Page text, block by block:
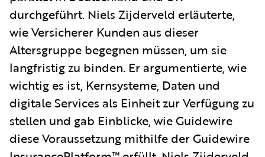
durchgeführt. Niels Zijderveld erläuterte,
wie Versicherer Kunden aus dieser
Altersgruppe begegnen müssen, um sie
langfristig zu binden. Er argumentierte, wie
wichtig es ist, Kernsysteme, Daten und
digitale Services als Einheit zur Verfügung zu
stellen und gab Einblicke, wie Guidewire
diese Voraussetzung mithilfe der Guidewire